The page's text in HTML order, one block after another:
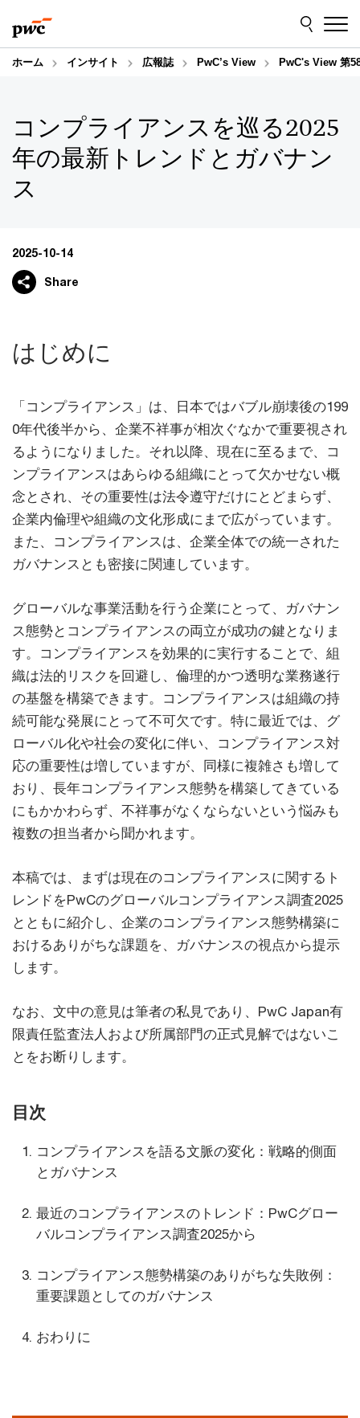
to
content
to
footer
ホーム インサイト 広報誌 PwC’s View PwC's View 第
コンプライアンスを巡る2025
年の最新トレンドとガバナン
ス
2025-10-14
Share
はじめに
「コンプライアンス」は、日本ではバブル崩壊後の199
0年代後半から、企業不祥事が相次ぐなかで重要視され
るようになりました。それ以降、現在に至るまで、コ
ンプライアンスはあらゆる組織にとって欠かせない概
念とされ、その重要性は法令遵守だけにとどまらず、
企業内倫理や組織の文化形成にまで広がっています。
また、コンプライアンスは、企業全体での統一された
ガバナンスとも密接に関連しています。
グローバルな事業活動を行う企業にとって、ガバナン
ス態勢とコンプライアンスの両立が成功の鍵となりま
す。コンプライアンスを効果的に実行することで、組
織は法的リスクを回避し、倫理的かつ透明な業務遂行
の基盤を構築できます。コンプライアンスは組織の持
続可能な発展にとって不可欠です。特に最近では、グ
ローバル化や社会の変化に伴い、コンプライアンス対
応の重要性は増していますが、同様に複雑さも増して
おり、長年コンプライアンス態勢を構築してきている
にもかかわらず、不祥事がなくならないという悩みも
複数の担当者から聞かれます。
本稿では、まずは現在のコンプライアンスに関するト
レンドをPwCのグローバルコンプライアンス調査2025
とともに紹介し、企業のコンプライアンス態勢構築に
おけるありがちな課題を、ガバナンスの視点から提示
します。
なお、文中の意見は筆者の私見であり、PwC Japan有
限責任監査法人および所属部門の正式見解ではないこ
とをお断りします。
目次
コンプライアンスを語る文脈の変化：戦略的側面
とガバナンス
最近のコンプライアンスのトレンド：PwCグロー
バルコンプライアンス調査2025から
コンプライアンス態勢構築のありがちな失敗例：
重要課題としてのガバナンス
おわりに